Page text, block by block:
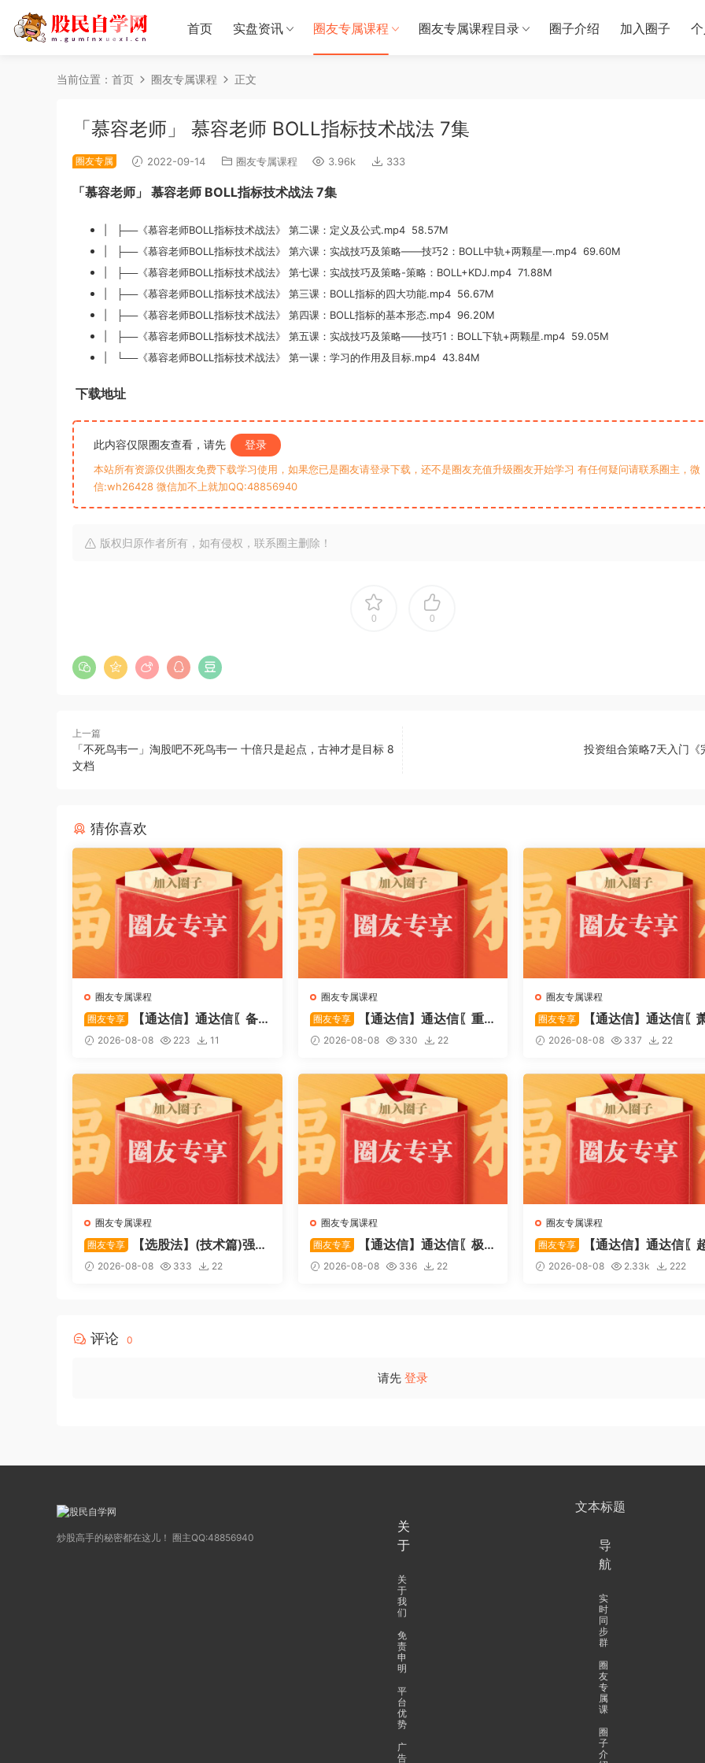
首页 实盘资讯 圈友专属课程 圈友专属课程目录 圈子介绍 加入圈子
当前位置： 首页 圈友专属课程 正文
「慕容老师」 慕容老师 BOLL指标技术战法 7集
圈友专属 2022-09-14 圈友专属课程 3.96k 333
「慕容老师」 慕容老师 BOLL指标技术战法 7集
| ├──《慕容老师BOLL指标技术战法》 第二课：定义及公式.mp4 58.57M
| ├──《慕容老师BOLL指标技术战法》 第六课：实战技巧及策略——技巧2：BOLL中轨+两颗星—.mp4 69.60M
| ├──《慕容老师BOLL指标技术战法》 第七课：实战技巧及策略-策略：BOLL+KDJ.mp4 71.88M
| ├──《慕容老师BOLL指标技术战法》 第三课：BOLL指标的四大功能.mp4 56.67M
| ├──《慕容老师BOLL指标技术战法》 第四课：BOLL指标的基本形态.mp4 96.20M
| ├──《慕容老师BOLL指标技术战法》 第五课：实战技巧及策略——技巧1：BOLL下轨+两颗星.mp4 59.05M
| └──《慕容老师BOLL指标技术战法》 第一课：学习的作用及目标.mp4 43.84M
下载地址
此内容仅限圈友查看，请先 登录
本站所有资源仅供圈友免费下载学习使用，如果您已是圈友请登录下载，还不是圈友充值升级圈友开始学习 有任何疑问请联系圈主，微
信:wh26428 微信加不上就加QQ:48856940
版权归原作者所有，如有侵权，联系圈主删除！
0 0
上一篇
「不死鸟韦一」淘股吧不死鸟韦一 十倍只是起点，古神才是目标 8
文档
投资组合策略7天入门《
猜你喜欢
圈友专属课程
圈友专享
【通达信】通达信〖备
战龙妖〗副图/选股 精准捕捉龙头
2026-08-08 223 11
圈友专属课程
圈友专享
【通达信】通达信〖重
心突破〗主副图/选股 捕捉股价在
2026-08-08 330 22
圈友专属课程
圈友专享
【通达信】通达信〖
啸双通道〗主图指标 研判股价
2026-08-08 337 22
圈友专属课程
圈友专享
【选股法】(技术篇)强势
个股选股法操作理念、策略与工
2026-08-08 333 22
圈友专属课程
圈友专享
【通达信】通达信〖极
致主力〗主副图/选股 放量不算突
2026-08-08 336 22
圈友专属课程
圈友专享
【通达信】通达信〖
强MACD〗副图指标 斐波那契
2026-08-08 2.33k 222
评论 0
请先 登录
炒股高手的秘密都在这儿！ 圈主QQ:48856940
关
于
关
于
我
们
免
责
申
明
平
台
优
势
广
告
文本标题
导
航
实
时
同
步
群
圈
友
专
属
课
圈
子
介